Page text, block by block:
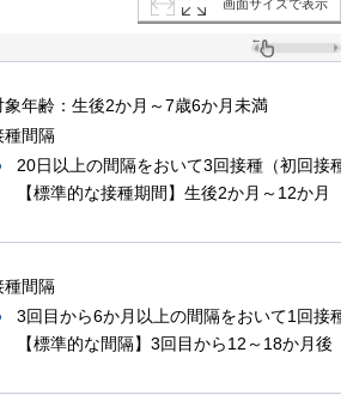
画面サイズで表示
象年齢：生後2か月～7歳6か月未満
種間隔
20日以上の間隔をおいて3回接種（初回接種
【標準的な接種期間】生後2か月～12か月
種間隔
3回目から6か月以上の間隔をおいて1回接種
【標準的な間隔】3回目から12～18か月後